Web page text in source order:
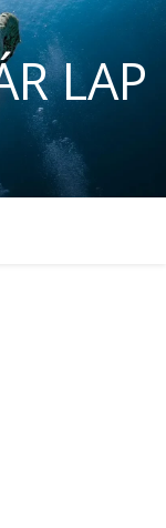
LAP